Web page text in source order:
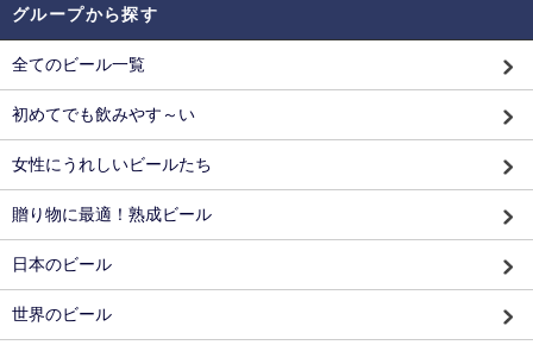
グループから探す
全てのビール一覧
初めてでも飲みやす～い
女性にうれしいビールたち
贈り物に最適！熟成ビール
日本のビール
世界のビール